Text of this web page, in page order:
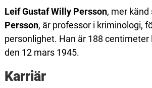
Leif Gustaf Willy Persson, mer känd
Persson, är professor i kriminologi,
personlighet. Han är 188 centimeter
den 12 mars 1945.
Karriär